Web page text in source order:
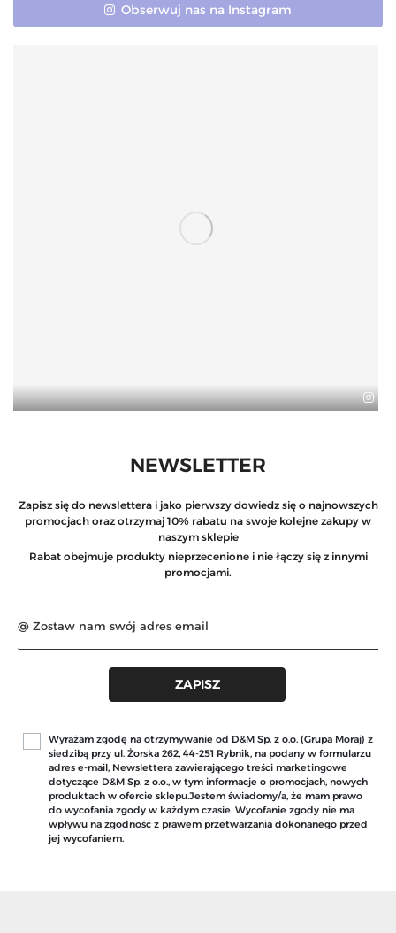
Obserwuj nas na Instagram
NEWSLETTER
Zapisz się do newslettera i jako pierwszy dowiedz się o najnowszych
promocjach oraz otrzymaj 10% rabatu na swoje kolejne zakupy w
naszym sklepie
Rabat obejmuje produkty nieprzecenione i nie łączy się z innymi
promocjami.
Wyrażam zgodę na otrzymywanie od D&M Sp. z o.o. (Grupa Moraj) z
siedzibą przy ul. Żorska 262, 44-251 Rybnik, na podany w formularzu
adres e-mail, Newslettera zawierającego treści marketingowe
dotyczące D&M Sp. z o.o., w tym informacje o promocjach, nowych
produktach w ofercie sklepu.Jestem świadomy/a, że mam prawo
do wycofania zgody w każdym czasie. Wycofanie zgody nie ma
wpływu na zgodność z prawem przetwarzania dokonanego przed
jej wycofaniem.